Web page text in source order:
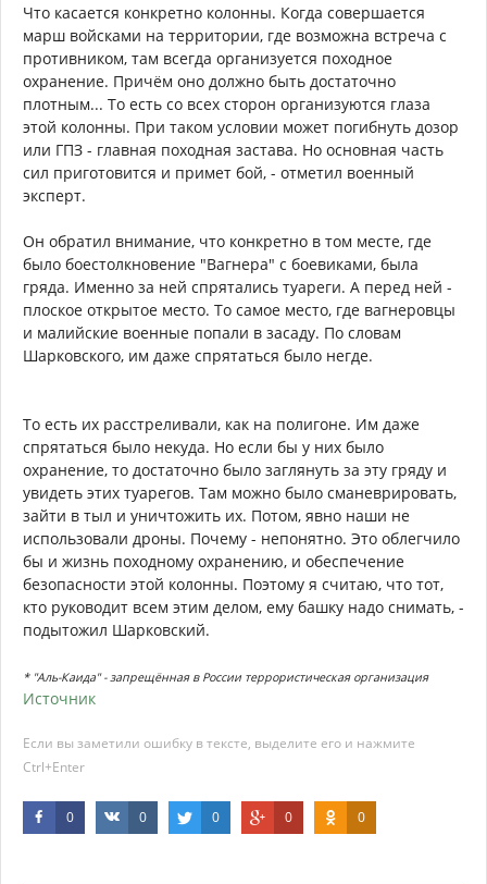
Что касается конкретно колонны. Когда совершается
марш войсками на территории, где возможна встреча с
противником, там всегда организуется походное
охранение. Причём оно должно быть достаточно
плотным... То есть со всех сторон организуются глаза
этой колонны. При таком условии может погибнуть дозор
или ГПЗ - главная походная застава. Но основная часть
сил приготовится и примет бой, - отметил военный
эксперт.
Он обратил внимание, что конкретно в том месте, где
было боестолкновение "Вагнера" с боевиками, была
гряда. Именно за ней спрятались туареги. А перед ней -
плоское открытое место. То самое место, где вагнеровцы
и малийские военные попали в засаду. По словам
Шарковского, им даже спрятаться было негде.
То есть их расстреливали, как на полигоне. Им даже
спрятаться было некуда. Но если бы у них было
охранение, то достаточно было заглянуть за эту гряду и
увидеть этих туарегов. Там можно было сманеврировать,
зайти в тыл и уничтожить их. Потом, явно наши не
использовали дроны. Почему - непонятно. Это облегчило
бы и жизнь походному охранению, и обеспечение
безопасности этой колонны. Поэтому я считаю, что тот,
кто руководит всем этим делом, ему башку надо снимать, -
подытожил Шарковский.
* "Аль-Каида" - запрещённая в России террористическая организация
Источник
Если вы заметили ошибку в тексте, выделите его и нажмите
Ctrl+Enter
0 0 0 0 0